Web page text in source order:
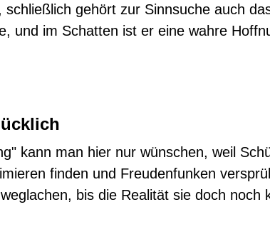
schließlich gehört zur Sinnsuche auch
und im Schatten ist er eine wahre
kann man hier nur wünschen, weil
finden und Freudenfunken
bis die Realität sie doch noch